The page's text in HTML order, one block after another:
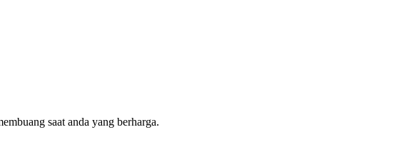
saat anda yang berharga.